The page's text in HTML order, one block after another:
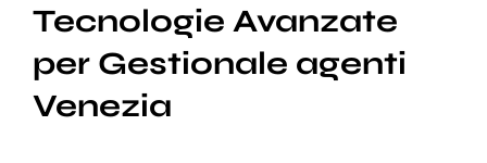
Tecnologie Avanzate
per Gestionale agenti
Venezia